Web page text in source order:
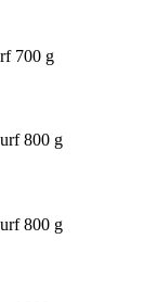
700 g
800 g
800 g